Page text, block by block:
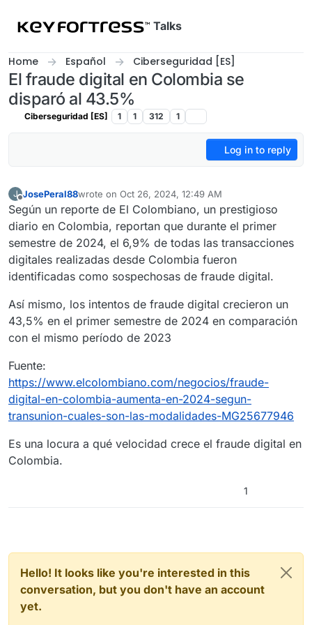
Talks
Home Español Ciberseguridad [ES]
El fraude digital en Colombia se
disparó al 43.5%
Ciberseguridad [ES] 1 1 312 1
Log in to reply
J
Offline
JosePeral88wrote on Oct 26, 2024, 12:49 AM
last edited by
Según un reporte de El Colombiano, un prestigioso
diario en Colombia, reportan que durante el primer
semestre de 2024, el 6,9% de todas las transacciones
digitales realizadas desde Colombia fueron
identificadas como sospechosas de fraude digital.
Así mismo, los intentos de fraude digital crecieron un
43,5% en el primer semestre de 2024 en comparación
con el mismo período de 2023
Fuente:
https://www.elcolombiano.com/negocios/fraude-
digital-en-colombia-aumenta-en-2024-segun-
transunion-cuales-son-las-modalidades-MG25677946
Es una locura a qué velocidad crece el fraude digital en
Colombia.
1
Hello! It looks like you're interested in this
conversation, but you don't have an account
yet.